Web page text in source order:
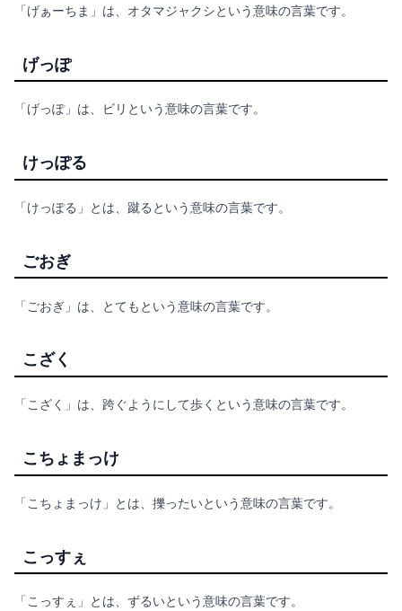
「げぁーちま」は、オタマジャクシという意味の言葉です。
げっぽ
「げっぽ」は、ビリという意味の言葉です。
けっぽる
「けっぽる」とは、蹴るという意味の言葉です。
ごおぎ
「ごおぎ」は、とてもという意味の言葉です。
こざく
「こざく」は、跨ぐようにして歩くという意味の言葉です。
こちょまっけ
「こちょまっけ」とは、擽ったいという意味の言葉です。
こっすぇ
「こっすぇ」とは、ずるいという意味の言葉です。